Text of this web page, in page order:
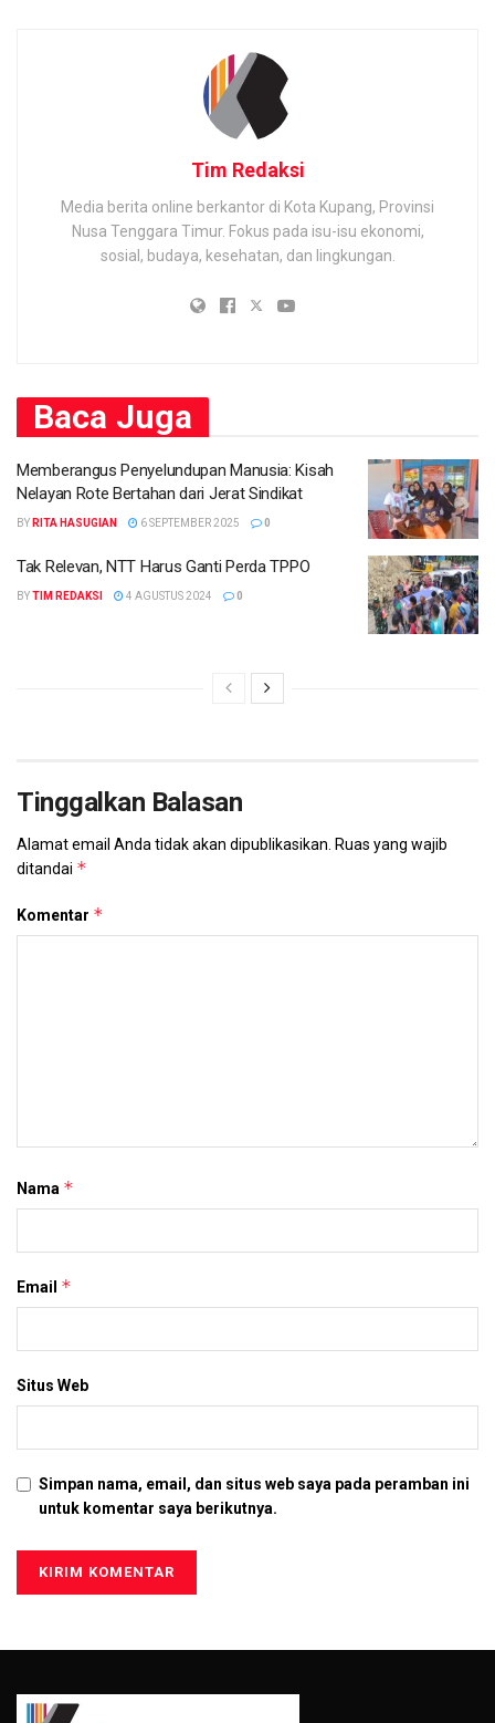
Tim Redaksi
Media berita online berkantor di Kota Kupang, Provinsi
Nusa Tenggara Timur. Fokus pada isu-isu ekonomi,
sosial, budaya, kesehatan, dan lingkungan.
Baca Juga
Memberangus Penyelundupan Manusia: Kisah
Nelayan Rote Bertahan dari Jerat Sindikat
BY RITA HASUGIAN 6 SEPTEMBER 2025 0
Tak Relevan, NTT Harus Ganti Perda TPPO
BYTIM REDAKSI 4 AGUSTUS 2024 0
Tinggalkan Balasan
Alamat email Anda tidak akan dipublikasikan. Ruas yang wajib
ditandai *
Komentar *
Nama *
Email *
Situs Web
Simpan nama, email, dan situs web saya pada peramban ini
untuk komentar saya berikutnya.